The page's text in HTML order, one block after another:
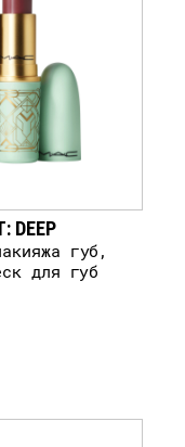
DEEP
для губ